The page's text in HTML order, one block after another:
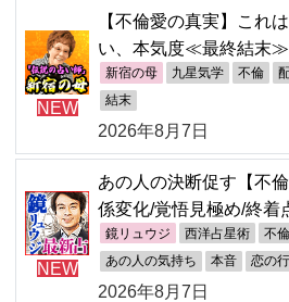
NEW
【不倫愛の真実】これ
い、本気度≪最終結末≫
新宿の母 九星気学 不倫
結末
2026年8月7日
NEW
あの人の決断促す【不
係変化/覚悟見極め/終着
鏡リュウジ 西洋占星術 不倫
あの人の気持ち 本音 恋の
2026年8月7日